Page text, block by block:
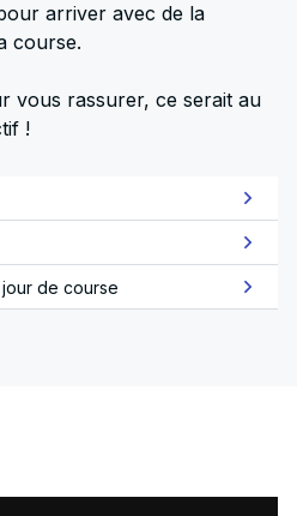
arriver avec de la
course.
vous rassurer, ce serait au
!
de course